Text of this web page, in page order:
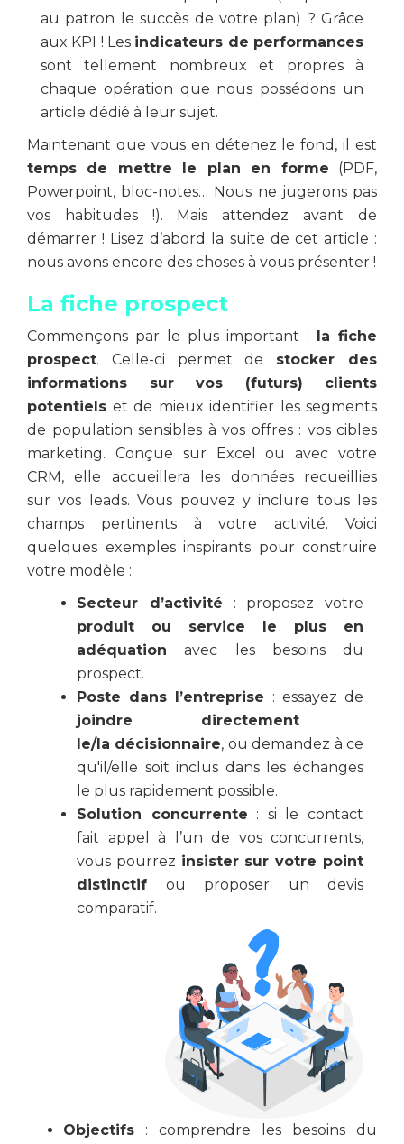
au patron le succès de votre plan) ? Grâce
aux KPI ! Les indicateurs de performances
sont tellement nombreux et propres à
chaque opération que nous possédons un
article dédié à leur sujet.
Maintenant que vous en détenez le fond, il est
temps de mettre le plan en forme (PDF,
Powerpoint, bloc-notes… Nous ne jugerons pas
vos habitudes !). Mais attendez avant de
démarrer ! Lisez d’abord la suite de cet article :
nous avons encore des choses à vous présenter !
La fiche prospect
Commençons par le plus important : la fiche
prospect. Celle-ci permet de stocker des
informations sur vos (futurs) clients
potentiels et de mieux identifier les segments
de population sensibles à vos offres : vos cibles
marketing. Conçue sur Excel ou avec votre
CRM, elle accueillera les données recueillies
sur vos leads. Vous pouvez y inclure tous les
champs pertinents à votre activité. Voici
quelques exemples inspirants pour construire
votre modèle :
Secteur d’activité : proposez votre
produit ou service le plus en
adéquation avec les besoins du
prospect.
Poste dans l’entreprise : essayez de
joindre directement
le/la décisionnaire, ou demandez à ce
qu'il/elle soit inclus dans les échanges
le plus rapidement possible.
Solution concurrente : si le contact
fait appel à l’un de vos concurrents,
vous pourrez insister sur votre point
distinctif ou proposer un devis
comparatif.
Objectifs : comprendre les besoins du